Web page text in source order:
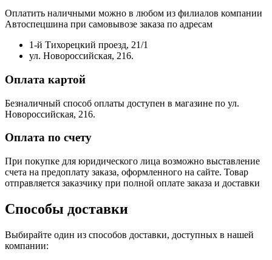
Оплатить наличными можно в любом из филиалов компании
Автоспецшина при самовывозе заказа по адресам
1-й Тихорецкий проезд, 21/1
ул. Новороссийская, 216.
Оплата картой
Безналичный способ оплаты доступен в магазине по ул.
Новороссийская, 216.
Оплата по счету
При покупке для юридического лица возможно выставление
счета на предоплату заказа, оформленного на сайте. Товар
отправляется заказчику при полной оплате заказа и доставки
Способы доставки
Выбирайте один из способов доставки, доступных в нашей
компании: